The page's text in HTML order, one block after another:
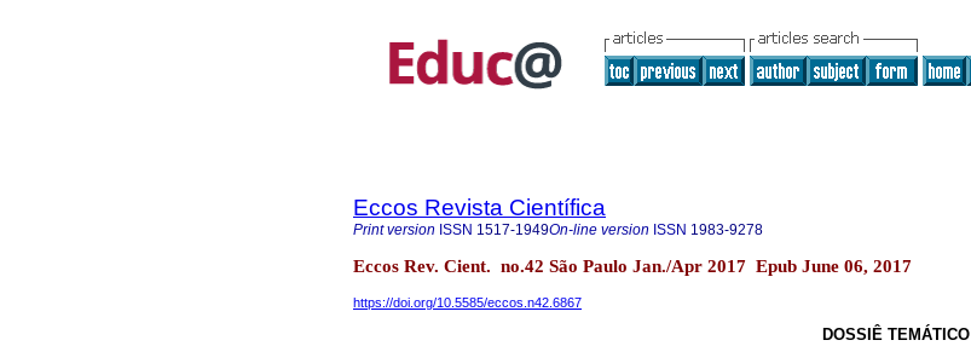
Eccos Revista Científica
Print version ISSN 1517-1949On-line version ISSN 1983-9278
Eccos Rev. Cient. no.42 São Paulo Jan./Apr 2017 Epub June 06, 2017
https://doi.org/10.5585/eccos.n42.6867
DOSSIÊ TEMÁTICO